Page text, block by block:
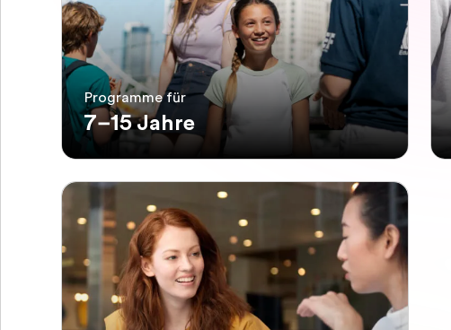
Programme für
7–15 Jahre